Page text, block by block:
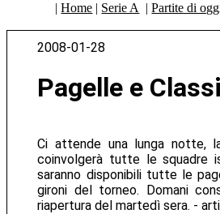
|Home | Serie A |Partite di
2008-01-28
Pagelle e
Ci attende una lunga notte,
coinvolgerà tutte le squadre
saranno disponibili tutte le
gironi del torneo. Domani
riapertura del martedì sera. -